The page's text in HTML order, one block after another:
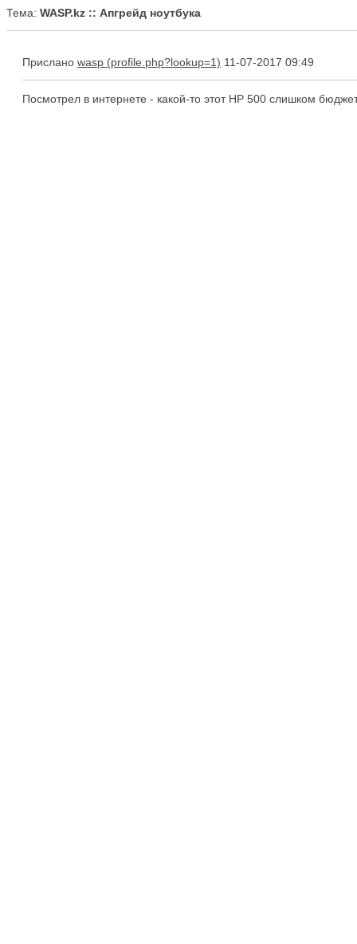
Тема: WASP.kz :: Апгрейд ноутбука
Прислано wasp 11-07-2017 09:49
Посмотрел в интернете - какой-то этот HP 500 слишком